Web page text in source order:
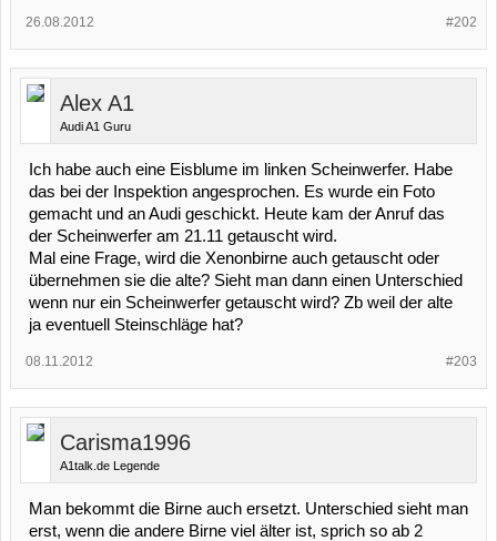
#202
26.08.2012
Alex A1
Audi A1 Guru
Ich habe auch eine Eisblume im linken Scheinwerfer. Habe
das bei der Inspektion angesprochen. Es wurde ein Foto
gemacht und an Audi geschickt. Heute kam der Anruf das
der Scheinwerfer am 21.11 getauscht wird.
Mal eine Frage, wird die Xenonbirne auch getauscht oder
übernehmen sie die alte? Sieht man dann einen Unterschied
wenn nur ein Scheinwerfer getauscht wird? Zb weil der alte
ja eventuell Steinschläge hat?
#203
08.11.2012
Carisma1996
A1talk.de Legende
Man bekommt die Birne auch ersetzt. Unterschied sieht man
erst, wenn die andere Birne viel älter ist, sprich so ab 2